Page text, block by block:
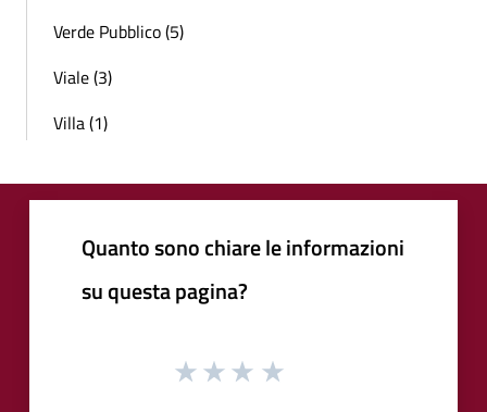
Verde Pubblico (5)
Viale (3)
Villa (1)
Quanto sono chiare le informazioni
su questa pagina?